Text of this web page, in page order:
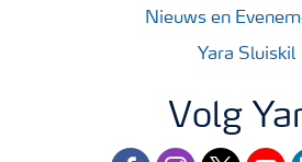
Nieuws en
Yara Sluiskil
Volg